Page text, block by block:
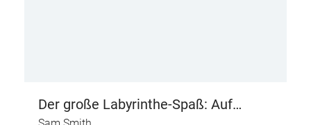
Der große Labyrinthe-Spaß: Auf
geheimer Mission